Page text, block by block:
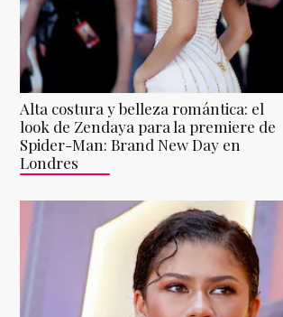
Alta costura y belleza romántica: el
look de Zendaya para la premiere de
Spider-Man: Brand New Day en
Londres